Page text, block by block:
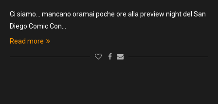
Ci siamo… mancano oramai poche ore alla preview night del San
Diego Comic Con…
Read more